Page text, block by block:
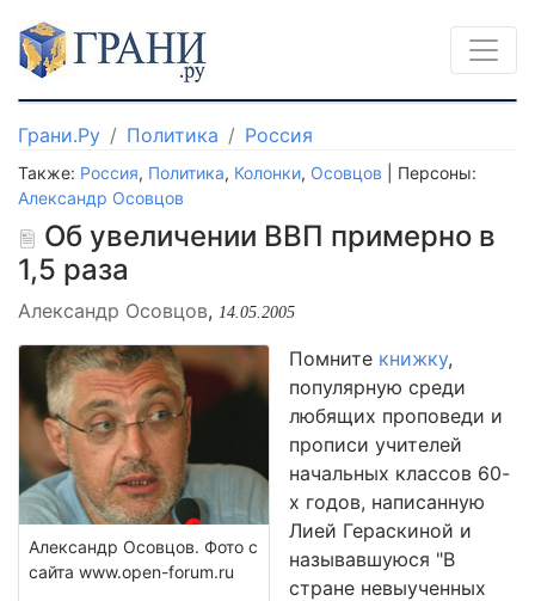
Грани.Ру Политика Россия
Также: Россия, Политика, Колонки, Осовцов | Персоны:
Александр Осовцов
Об увеличении ВВП примерно в
1,5 раза
Александр Осовцов, 14.05.2005
Александр Осовцов. Фото с
сайта www.open-forum.ru
Помните книжку,
популярную среди
любящих проповеди и
прописи учителей
начальных классов 60-
х годов, написанную
Лией Гераскиной и
называвшуюся "В
стране невыученных